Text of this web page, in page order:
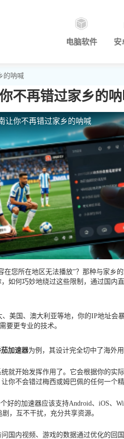
电脑软件 安
的呐喊
不再错过家乡的
让你不再错过家乡的呐喊
您所在地区无法播放”？那种与家乡
何巧妙地绕过这些限制，通过国内
美国、澳大利亚等地，你的IP地址会
要更专业的技术。
加速器为例，其设计完全切中了海外用
就开始发挥作用了。它会根据你的实
你不会错过梅西或姆巴佩的任何一个精
的加速器应该支持Android、iOS、
，互不干扰，充分共享资源。
国内视频、游戏的数据通过优化的回